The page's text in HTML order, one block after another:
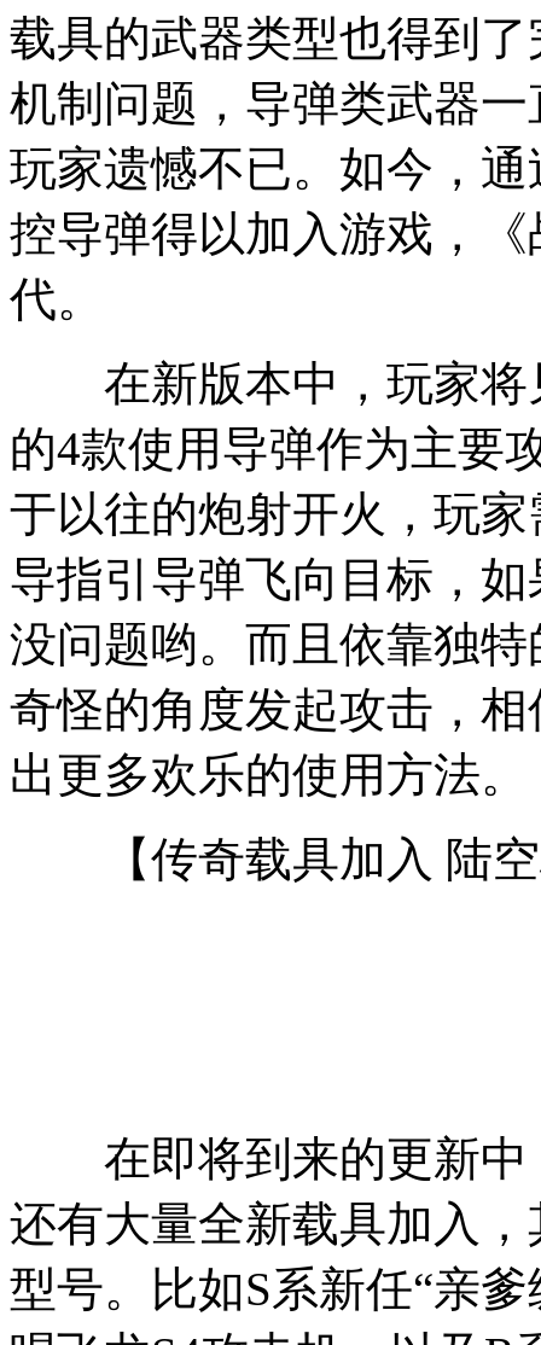
载具的武器类型也得到
机制问题，导弹类武器
玩家遗憾不已。如今，
控导弹得以加入游戏，
代。
在新版本中，玩家将
的4款使用导弹作为主要
于以往的炮射开火，玩
导指引导弹飞向目标，
没问题哟。而且依靠独
奇怪的角度发起攻击，
出更多欢乐的使用方法。
【传奇载具加入 陆空
在即将到来的更新中
还有大量全新载具加入
型号。比如S系新任“亲